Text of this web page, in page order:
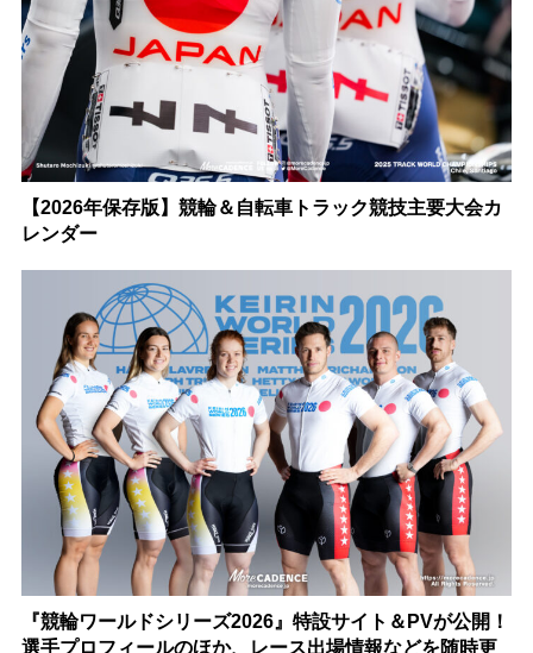
【2026年保存版】競輪＆自転車トラック競技主要大会カ
レンダー
『競輪ワールドシリーズ2026』特設サイト＆PVが公開！
選手プロフィールのほか、レース出場情報などを随時更